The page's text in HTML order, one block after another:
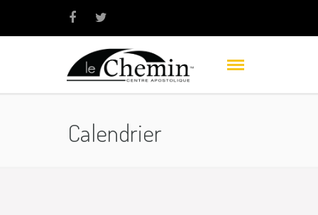
Calendrier